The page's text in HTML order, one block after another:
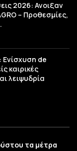
2026: Ανοιξαν
– Προθεσμίες,
de
καιρικές
λειψυδρία
τα μέτρα